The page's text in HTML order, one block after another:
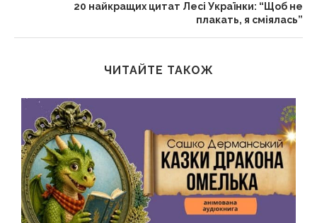
20 найкращих цитат Лесі Українки: “Щоб не
плакать, я сміялась”
ЧИТАЙТЕ ТАКОЖ